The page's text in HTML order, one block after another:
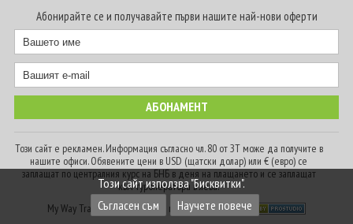
Абонирайте се и получавайте първи нашите най-нови оферти
Този сайт е рекламен. Информация съгласно чл. 80 от ЗТ може да получите в
нашите офиси. Обявените цени в USD (щатски долар) или € (евро) се
заплащат по централния курс на БНБ в деня на плащането и се заплащат
към туроператора в лева.
My Way Travel © 2016. Всички права запазени
Този сайт използва "Бисквитки".
Съгласен съм
Научете повече